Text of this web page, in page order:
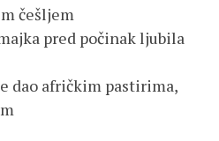
češljem
pred počinak ljubila
dao afričkim pastirima,